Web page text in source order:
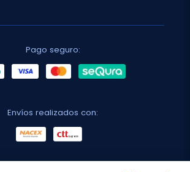
Pago seguro:
Envíos realizados con: